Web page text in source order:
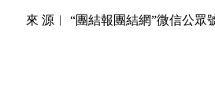
來 源︱ “團結報團結網”微信公眾